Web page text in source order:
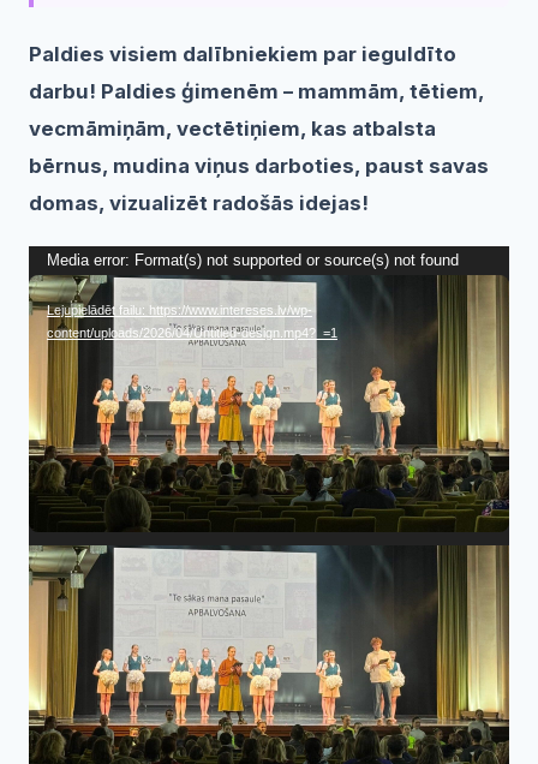
Paldies visiem dalībniekiem par ieguldīto
darbu! Paldies ģimenēm – mammām, tētiem,
vecmāmiņām, vectētiņiem, kas atbalsta
bērnus, mudina viņus darboties, paust savas
domas, vizualizēt radošās idejas!
Video
atskaņotājs
Media error: Format(s) not supported or source(s) not found
Lejupielādēt failu: https://www.intereses.lv/wp-
content/uploads/2026/04/Untitled-design.mp4?_=1